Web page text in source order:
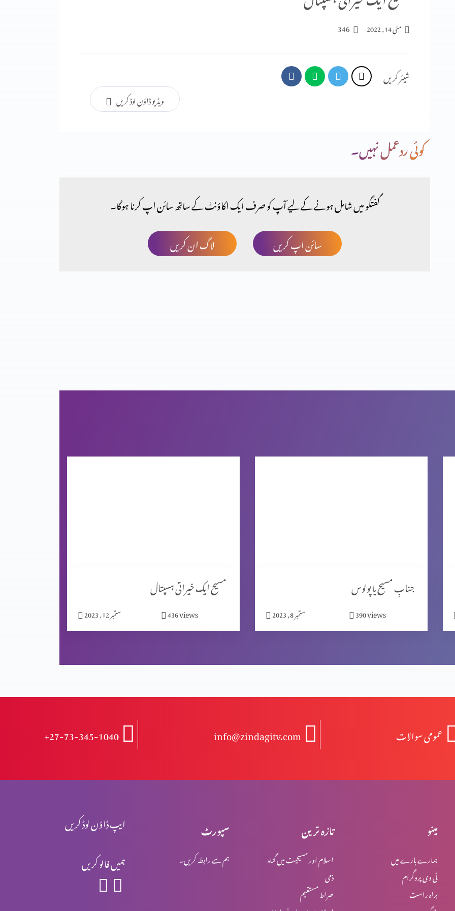
مئی 14, 2022 346
شیئر کریں
ویڈیو ڈاؤن لوڈ کریں
کوئی ردعمل نہیں۔
گفتگو میں شامل ہونے کے لیے آپ کو صرف ایک اکاؤنٹ کے ساتھ سائن اپ کرنا ہوگا۔
لاگ ان کریں
سائن اپ کریں
مسیح ایک خیراتی ہسپتال
ستمبر 12, 2023 436views
جنابِ مسیح یا پولوس
ستمبر 8, 2023 390views
+27-73-345-1040 info@zindagitv.com عمومی سوالات
ایپ ڈاؤن لوڈ کریں
ہمیں فالو کریں
سپورٹ
ہم سے رابطہ کریں۔
تازہ ترین
اسلام اور مسیحیت میں گناہ
ذمی
صراط مستقیم
مینو
ہمارے بارے میں
ٹی وی پروگرام
براہ راست